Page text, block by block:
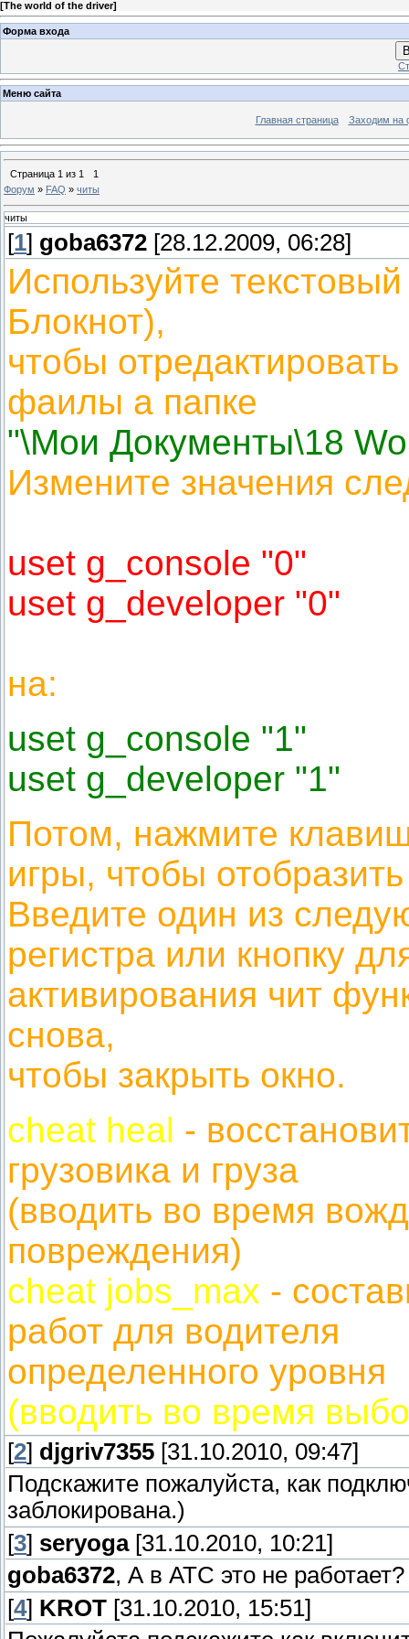
[The world of the driver]
Форма входа
Меню сайта
Главная страница Заходим на
Страница 1 из 1
1
Форум » FAQ » читы
читы
[1] goba6372 [28.12.2009, 06:28]
Используйте
Блокнот),
чтобы отредактировать
фаилы а папке
"\Мои Документы\18
Измените значения
uset g_console "0"
uset g_developer "0"
на:
uset g_console "1"
uset g_developer "1"
Потом, нажмите
игры, чтобы
Введите один из
регистра или кнопку
активирования чит
снова,
чтобы закрыть окно.
cheat heal -
грузовика и груза
(вводить во время
повреждения)
cheat jobs_max -
работ для водителя
определенного уровня
(вводить во время
[2] djgriv7355 [31.10.2010, 09:47]
Подскажите пожалуйста, как
заблокирована.)
[3] seryoga[31.10.2010, 10:21]
goba6372, А в АТС это не работает?
[4] KROT [31.10.2010, 15:51]